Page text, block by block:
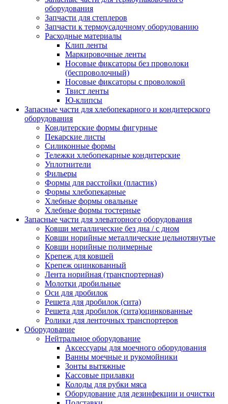
оборудования
Запчасти для степлеров
Запчасти к термоусадочному оборудованию
Расходные материалы
Клип ленты
Маркировочные ленты
Носовые фиксаторы без проволоки
(беспроволочный)
Носовые фиксаторы с проволокой
Твист ленты
Ю-клипсы
Запасные части для хлебопекарного и кондитерского
оборудования
Кондитерские формы фигурные
Пекарские листы
Силиконные формы
Тележки хлебопекарные кондитерские
Уплотнители
Фильеры
Формы для расстойки (пластик)
Формы хлебопекарные
Хлебные формы овальные
Хлебные формы тостерные
Запасные части для элеваторного оборудования
Ковши металлические без дна / с дном
Ковши норийные металлические цельнотянутые
Ковши норийные полимерные
Крепеж для ковшей
Крепеж оцинкованный
Лента норийная (транспортерная)
Молотки дробильные
Оси для дробилок
Решета для дробилок (сита)
Решета для дробилок (сита)оцинкованные
Ролики для ленточных транспортеров
Оборудование
Нейтральное оборудование
Аксессуары для моечного оборудования
Ванны моечные и рукомойники
Зонты вытяжные
Кассовые прилавки
Колоды для рубки мяса
Оборудование для дезинфекции и очистки